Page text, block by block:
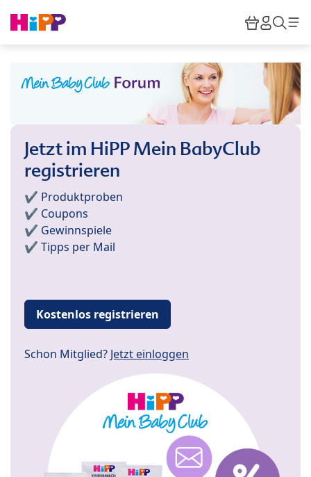
HiPP
Jetzt im HiPP Mein BabyClub
registrieren
✔️ Produktproben
✔️ Coupons
✔️ Gewinnspiele
✔️ Tipps per Mail
Kostenlos registrieren
Schon Mitglied? Jetzt einloggen